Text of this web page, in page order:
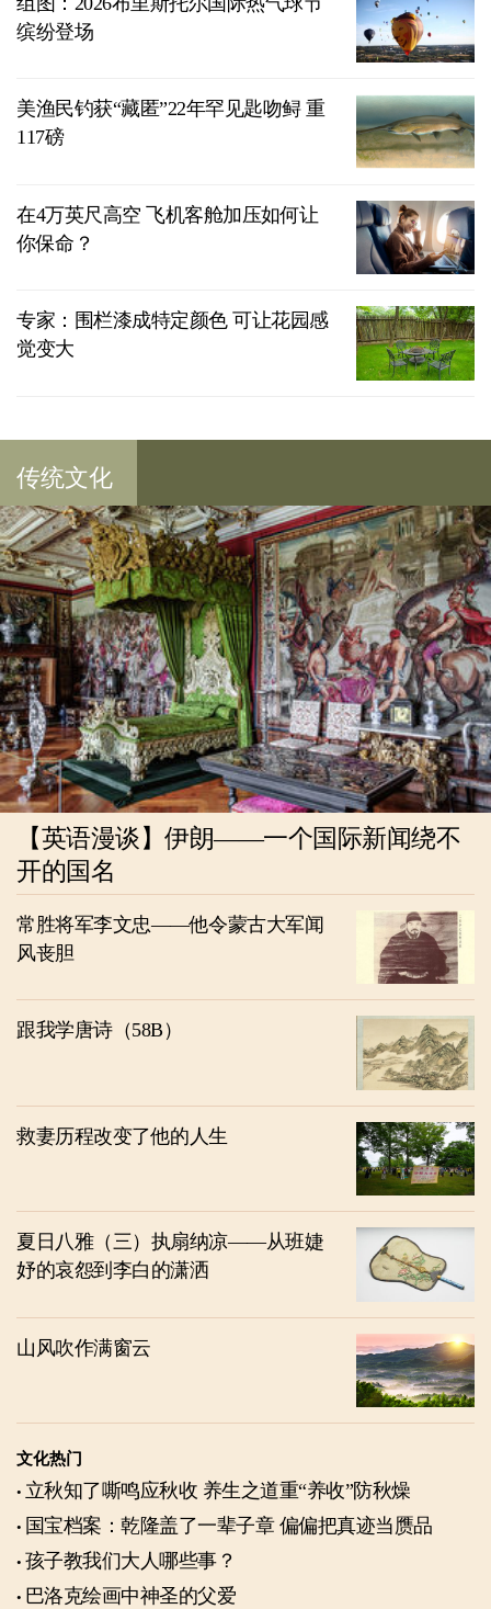
缤纷登场
美渔民钓获“藏匿”22年罕见匙吻鲟 重
117磅
在4万英尺高空 飞机客舱加压如何让
你保命？
专家：围栏漆成特定颜色 可让花园感
觉变大
传统文化
【英语漫谈】伊朗——一个国际新闻绕不
开的国名
常胜将军李文忠——他令蒙古大军闻
风丧胆
跟我学唐诗（58B）
救妻历程改变了他的人生
夏日八雅（三）执扇纳凉——从班婕
妤的哀怨到李白的潇洒
山风吹作满窗云
文化热门
立秋知了嘶鸣应秋收 养生之道重“养收”防秋燥
国宝档案：乾隆盖了一辈子章 偏偏把真迹当赝品
孩子教我们大人哪些事？
巴洛克绘画中神圣的父爱